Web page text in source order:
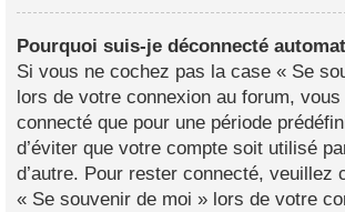
Pourquoi suis-je déconnecté
Si vous ne cochez pas la case « Se
lors de votre connexion au forum,
connecté que pour une période
d’éviter que votre compte soit utilisé
d’autre. Pour rester connecté, veuillez
« Se souvenir de moi » lors de votre